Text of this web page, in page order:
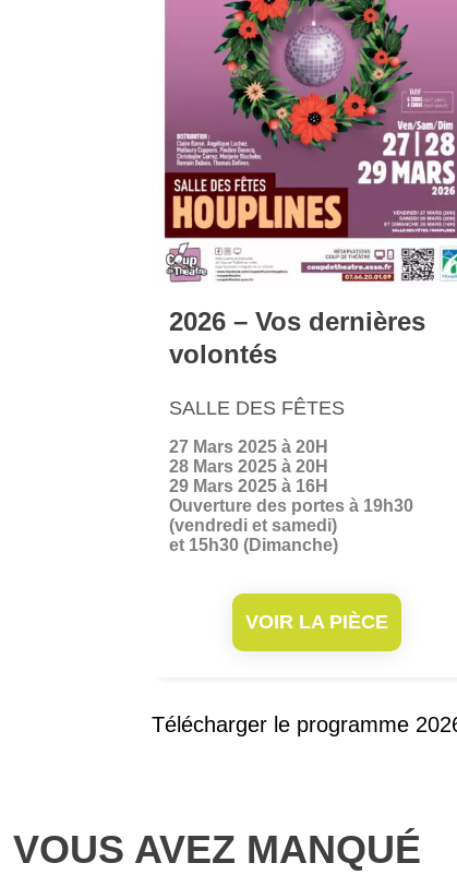
2026 – Vos dernières
volontés
SALLE DES FÊTES
27 Mars 2025 à 20H
28 Mars 2025 à 20H
29 Mars 2025 à 16H
Ouverture des portes à 19h30
(vendredi et samedi)
et 15h30 (Dimanche)
VOIR LA PIÈCE
Télécharger le programme
VOUS AVEZ MANQUÉ